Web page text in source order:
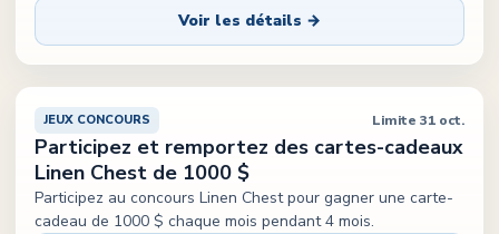
Voir les détails →
JEUX CONCOURS Limite 31 oct.
Participez et remportez des cartes-cadeaux
Linen Chest de 1000 $
Participez au concours Linen Chest pour gagner une carte-
cadeau de 1000 $ chaque mois pendant 4 mois.